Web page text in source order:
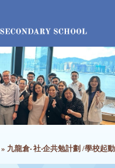
» 九龍倉‧ 社‧企共勉計劃 /學校起動